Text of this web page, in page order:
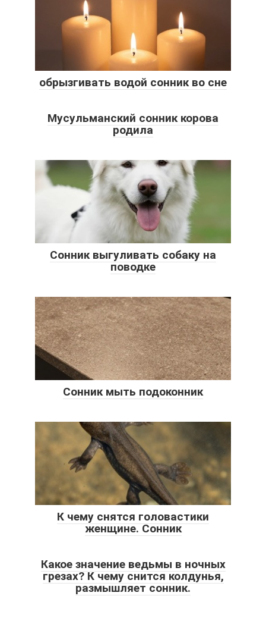
обрызгивать водой сонник во сне
Мусульманский сонник корова
родила
Сонник выгуливать собаку на
поводке
Сонник мыть подоконник
К чему снятся головастики
женщине. Сонник
Какое значение ведьмы в ночных
грезах? К чему снится колдунья,
размышляет сонник.